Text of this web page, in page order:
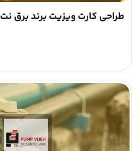
طراحی کارت ویزیت برند برق نت